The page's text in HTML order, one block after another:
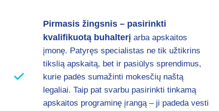
Pirmasis žingsnis – pasirinkti
kvalifikuotą buhalterį arba apskaitos
įmonę. Patyręs specialistas ne tik užtikrins
tikslią apskaitą, bet ir pasiūlys sprendimus,
kurie padės sumažinti mokesčių naštą
legaliai. Taip pat svarbu pasirinkti tinkamą
apskaitos programinę įrangą – ji padeda vesti